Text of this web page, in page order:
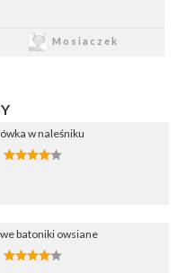
Mosiaczek
w naleśniku
batoniki owsiane